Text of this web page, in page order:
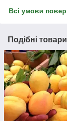
Всі умови
Подібні